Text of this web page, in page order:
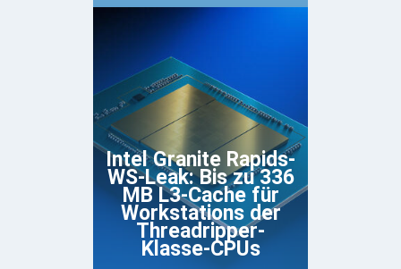
Intel Granite Rapids-
WS-Leak: Bis zu 336
MB L3-Cache für
Workstations der
Threadripper-
Klasse-CPUs